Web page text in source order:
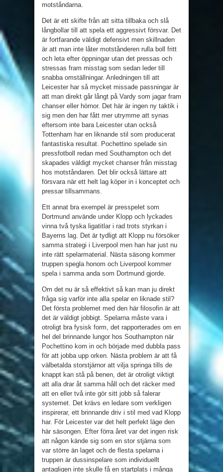
motståndarna.
Det är ett skifte från att sitta tillbaka och slå
långbollar till att spela ett aggressivt försvar. Det
är fortfarande väldigt defensivt men skillnaden
är att man inte låter motstånderen rulla boll fritt
och leta efter öppningar utan det pressas och
stressas fram misstag som sedan leder till
snabba omställningar. Anledningen till att
Leicester har så mycket missade passningar är
att man direkt går långt på Vardy som jagar fram
chanser eller hörnor. Det här är ingen ny taktik i
sig men den har fått mer utrymme att synas
eftersom inte bara Leicester utan också
Tottenham har en liknande stil som producerat
fantastiska resultat. Pochettino spelade sin
pressfotboll redan med Southampton och det
skapades väldigt mycket chanser från misstag
hos motståndaren. Det blir också lättare att
försvara när ett helt lag köper in i konceptet och
pressar tillsammans.
Ett annat bra exempel är presspelet som
Dortmund använde under Klopp och lyckades
vinna två tyska ligatitlar i rad trots styrkan i
Bayerns lag. Det är tydligt att Klopp nu försöker
samma strategi i Liverpool men han har just nu
inte rätt spelarmaterial. Nästa säsong kommer
truppen spegla honom och Liverpool kommer
spela i samma anda som Dortmund gjorde.
Om det nu är så effektivt så kan man ju direkt
fråga sig varför inte alla spelar en liknade stil?
Det första problemet med den här filosofin är att
det är väldigt jobbigt. Spelarna måste vara i
otroligt bra fysisk form, det rapporterades om en
hel del brinnande lungor hos Southampton när
Pochettino kom in och började med dubbla pass
för att jobba upp orken. Nästa problem är att få
välbetalda storstjärnor att vilja springa tills de
knappt kan stå på benen, det är otroligt viktigt
att alla drar åt samma håll och det räcker med
att en eller två inte gör sitt jobb så falerar
systemet. Det krävs en ledare som verkligen
inspirerar, ett brinnande driv i stil med vad Klopp
har. För Leicester var det helt perfekt läge den
här säsongen. Efter förra året var det ingen risk
att någon kände sig som en stor stjärna som
var större än laget och de flesta spelarna i
truppen är dussinspelare som individuellt
antagligen inte skulle få en startplats i många